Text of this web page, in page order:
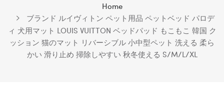
Home
ブランド ルイヴィトン ペット用品 ペットベッド パロデ
ィ 犬用マット LOUIS VUITTON ベッドパッド もこもこ 韓国 ク
ッション 猫のマット リバーシブル 小中型ペット 洗える 柔ら
かい 滑り止め 掃除しやすい 秋冬使える S/M/L/XL